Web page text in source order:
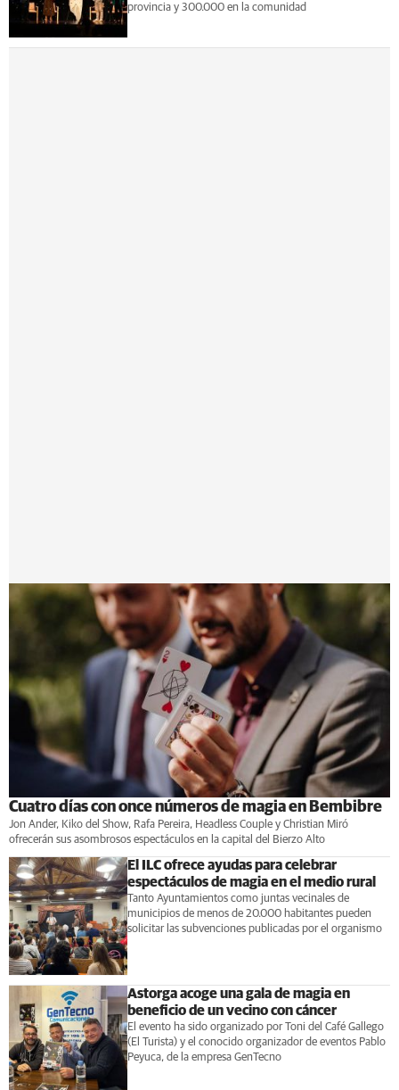
provincia y 300.000 en la comunidad
Cuatro días con once números de magia en Bembibre
Jon Ander, Kiko del Show, Rafa Pereira, Headless Couple y Christian Miró
ofrecerán sus asombrosos espectáculos en la capital del Bierzo Alto
El ILC ofrece ayudas para celebrar
espectáculos de magia en el medio rural
Tanto Ayuntamientos como juntas vecinales de
municipios de menos de 20.000 habitantes pueden
solicitar las subvenciones publicadas por el organismo
Astorga acoge una gala de magia en
beneficio de un vecino con cáncer
El evento ha sido organizado por Toni del Café Gallego
(El Turista) y el conocido organizador de eventos Pablo
Peyuca, de la empresa GenTecno